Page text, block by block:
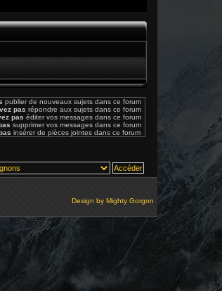
publier de nouveaux sujets dans ce forum
pas répondre aux sujets dans ce forum
pas éditer vos messages dans ce forum
supprimer vos messages dans ce forum
insérer de pièces jointes dans ce forum
Design by Mighty Gorgon